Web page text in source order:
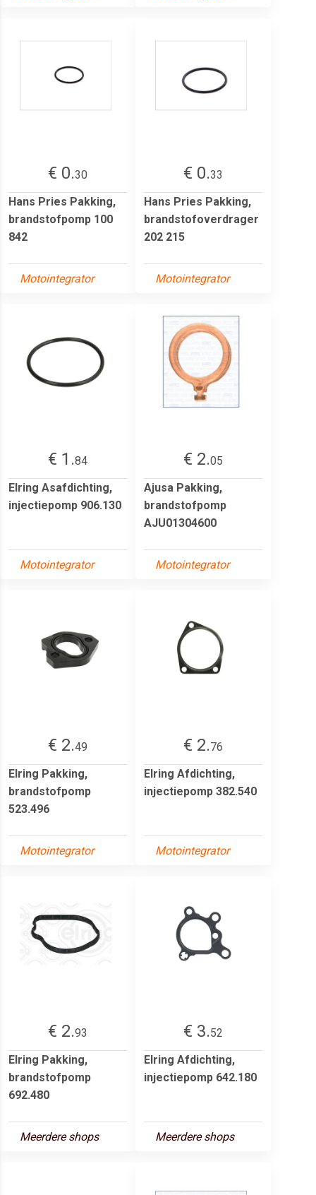
€ 0.30
Hans Pries Pakking,
brandstofpomp 100
842
Motointegrator
€ 0.33
Hans Pries Pakking,
brandstofoverdrager
202 215
Motointegrator
€ 1.84
Elring Asafdichting,
injectiepomp 906.130
Motointegrator
€ 2.05
Ajusa Pakking,
brandstofpomp
AJU01304600
Motointegrator
€ 2.49
Elring Pakking,
brandstofpomp
523.496
Motointegrator
€ 2.76
Elring Afdichting,
injectiepomp 382.540
Motointegrator
€ 2.93
Elring Pakking,
brandstofpomp
692.480
Meerdere shops
€ 3.52
Elring Afdichting,
injectiepomp 642.180
Meerdere shops